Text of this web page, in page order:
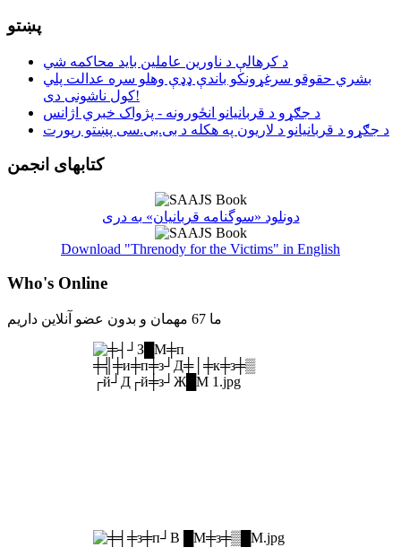
پښتو
د کرهالې د ناورین عاملین باید محاکمه شي
بشري حقوقو سرغړونکو باندې ډډې وهلو سره عدالت پلي
کول ناشونی دی!
د جګړو د قربانیانو انځورونه - پژواک خبري اژانس
د جګړو د قربانیانو د لاریون په هکله د بی.بی.سی پښتو رپورت
کتابهای انجمن
دونلود «سوگنامه قربانیان» به دری
Download "Threnody for the Victims" in English
Who's Online
ما 67 مهمان و بدون عضو آنلاین داریم